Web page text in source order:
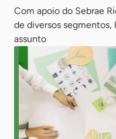
Com apoio do Sebrae
de diversos segmentos,
assunto